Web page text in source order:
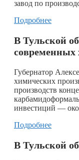
завод по
Подробнее
В Тульской
современных
Губернатор
химических
производств
инвестиций —
Подробнее
В Тульской